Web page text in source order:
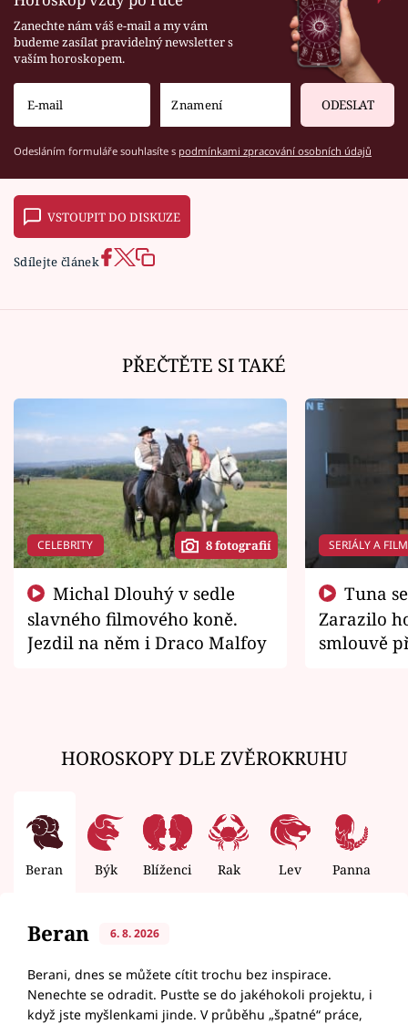
Zanechte nám váš e-mail a my vám
budeme zasílat pravidelný newsletter s
vaším horoskopem.
ODESLAT
Odesláním formuláře souhlasíte s podmínkami zpracování osobních údajů
VSTOUPIT DO DISKUZE
Sdílejte článek
PŘEČTĚTE SI TAKÉ
CELEBRITY 8 fotografií
slavného filmového koně.
Jezdil na něm i Draco Malfoy
SERIÁLY A
Zarazilo
smlouvě
HOROSKOPY DLE ZVĚROKRUHU
Beran Býk Blíženci Rak Lev Panna
Beran 6. 8. 2026
Berani, dnes se můžete cítit trochu bez inspirace.
Nenechte se odradit. Pusťte se do jakéhokoli projektu, i
když jste myšlenkami jinde. V průběhu „špatné“ práce,